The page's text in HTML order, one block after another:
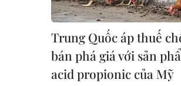
Trung Quốc áp thuế
bán phá giá với sản
acid propionic của Mỹ